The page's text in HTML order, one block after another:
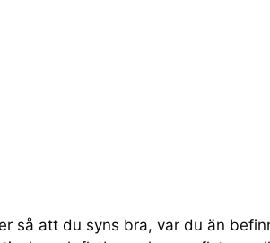
så att du syns bra, var du än